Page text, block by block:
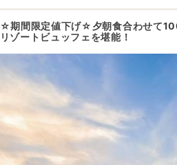
☆期間限定値下げ☆夕朝食合わせて
リゾートビュッフェを堪能！